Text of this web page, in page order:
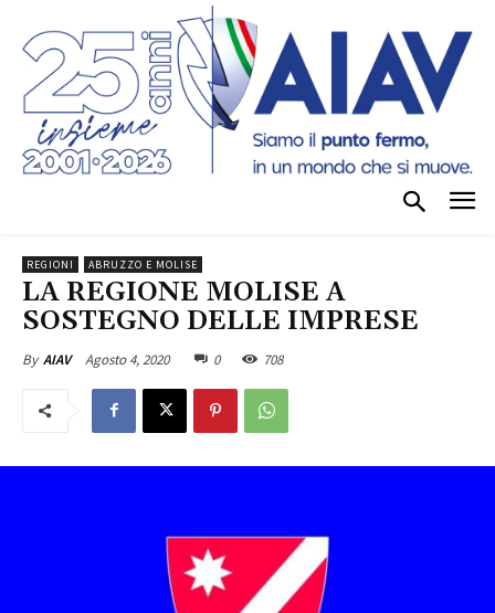
REGIONI ABRUZZO E MOLISE
LA REGIONE MOLISE A
SOSTEGNO DELLE IMPRESE
By AIAV Agosto 4, 2020 0 708